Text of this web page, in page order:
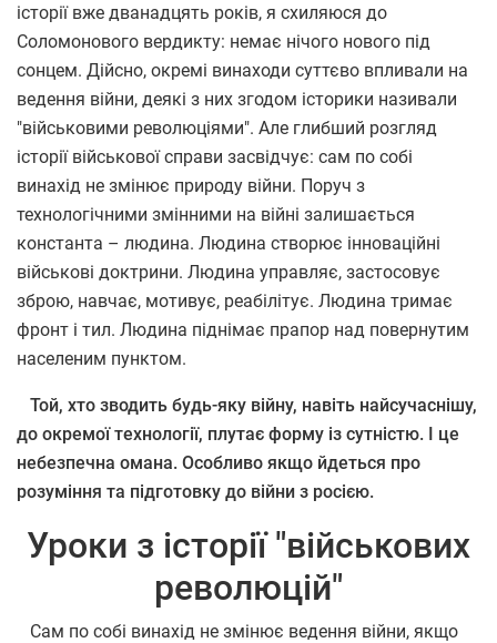
історії вже дванадцять років, я схиляюся до
Соломонового вердикту: немає нічого нового під
сонцем. Дійсно, окремі винаходи суттєво впливали на
ведення війни, деякі з них згодом історики називали
"військовими революціями". Але глибший розгляд
історії військової справи засвідчує: сам по собі
винахід не змінює природу війни. Поруч з
технологічними змінними на війні залишається
константа – людина. Людина створює інноваційні
військові доктрини. Людина управляє, застосовує
зброю, навчає, мотивує, реабілітує. Людина тримає
фронт і тил. Людина піднімає прапор над повернутим
населеним пунктом.
Той, хто зводить будь-яку війну, навіть найсучаснішу,
до окремої технології, плутає форму із сутністю. І це
небезпечна омана. Особливо якщо йдеться про
розуміння та підготовку до війни з росією.
Уроки з історії "військових
революцій"
Сам по собі винахід не змінює ведення війни, якщо